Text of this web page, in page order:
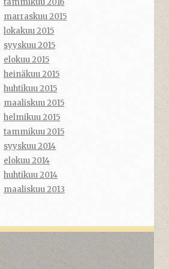
marraskuu 2015
lokakuu 2015
syyskuu 2015
elokuu 2015
heinäkuu 2015
huhtikuu 2015
maaliskuu 2015
helmikuu 2015
tammikuu 2015
syyskuu 2014
elokuu 2014
huhtikuu 2014
maaliskuu 2013